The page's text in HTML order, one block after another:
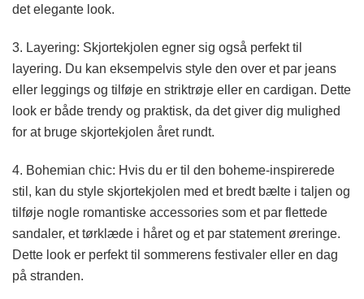
det elegante look.
3. Layering: Skjortekjolen egner sig også perfekt til
layering. Du kan eksempelvis style den over et par jeans
eller leggings og tilføje en striktrøje eller en cardigan. Dette
look er både trendy og praktisk, da det giver dig mulighed
for at bruge skjortekjolen året rundt.
4. Bohemian chic: Hvis du er til den boheme-inspirerede
stil, kan du style skjortekjolen med et bredt bælte i taljen og
tilføje nogle romantiske accessories som et par flettede
sandaler, et tørklæde i håret og et par statement øreringe.
Dette look er perfekt til sommerens festivaler eller en dag
på stranden.